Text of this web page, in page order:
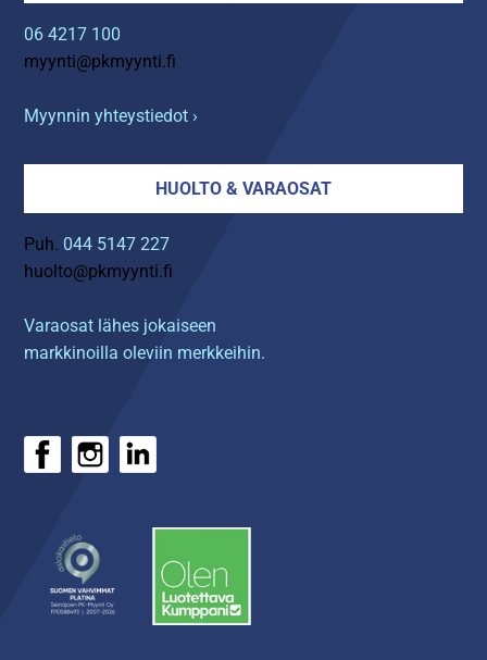
06 4217 100
myynti@pkmyynti.fi
Myynnin yhteystiedot ›
HUOLTO & VARAOSAT
Puh. 044 5147 227
huolto@pkmyynti.fi
Varaosat lähes jokaiseen
markkinoilla oleviin merkkeihin.